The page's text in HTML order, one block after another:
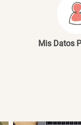
Mis Datos